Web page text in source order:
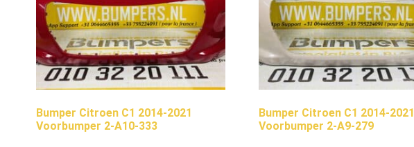
Bumper Citroen C1 2014-2021
Voorbumper 2-A10-333
Bumper Citroen C1 2014-2021
Voorbumper 2-A9-279